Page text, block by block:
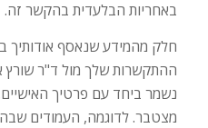
באחריות הבלעדית בהקשר זה.
חלק מהמידע שנאסף אודותיך
ההתקשרות שלך מול ד"ר שורץ
נשמר ביחד עם פרטיך
מצטבר. לדוגמה, העמודים